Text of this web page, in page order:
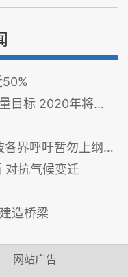
2020年将达100GW
呼吁暂勿上纲上线
对抗气候变迁
造桥梁
网站广告